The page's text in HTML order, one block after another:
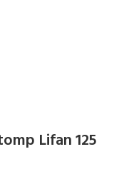
Lifan 125